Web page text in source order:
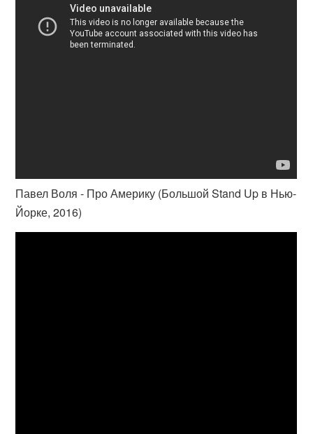
Павел Воля - Про Америку (Большой Stand Up в Нью-
Йорке, 2016)